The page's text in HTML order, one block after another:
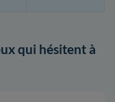
qui hésitent à